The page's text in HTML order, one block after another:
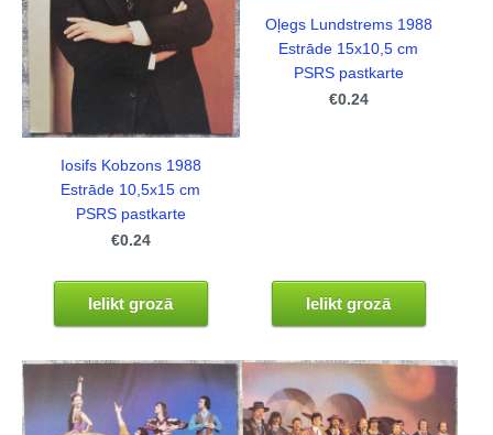
Iosifs Kobzons 1988
Estrāde 10,5x15 cm
PSRS pastkarte
€0.24
Ielikt grozā
Oļegs Lundstrems 1988
Estrāde 15x10,5 cm
PSRS pastkarte
€0.24
Ielikt grozā